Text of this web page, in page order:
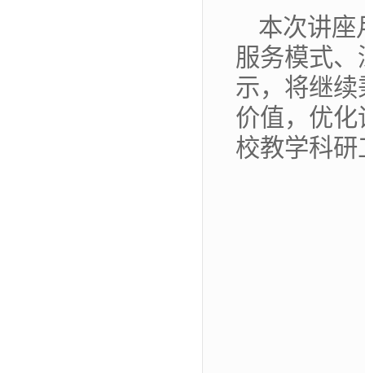
本次讲座
服务模式
示，将继
价值，优
校教学科